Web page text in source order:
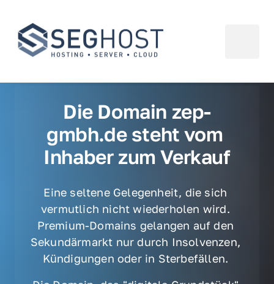
Die Domain zep-
gmbh.de steht vom
Inhaber zum Verkauf
Eine seltene Gelegenheit, die sich
vermutlich nicht wiederholen wird.
Premium-Domains gelangen auf den
Sekundärmarkt nur durch Insolvenzen,
Kündigungen oder in Sterbefällen.